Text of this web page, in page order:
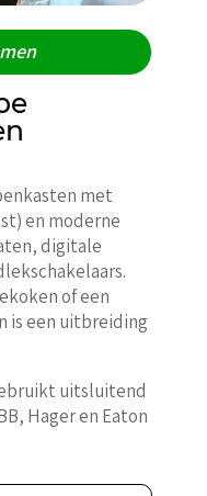
met
en moderne
digitale
of een
is een uitbreiding
uitsluitend
Hager en Eaton